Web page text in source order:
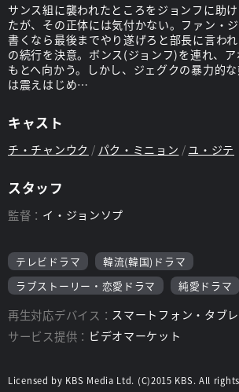
サンス組に襲われたところをジョンフに助
たが、その正体には気付かない。ファン・
書くなら最後までやり遂げろと部長に言わ
の続行を決意。ボンス(ジョンフ)を連れ、
もとへ向かう。しかし、ジェグクの暴力的
は震えはじめ…
キャスト
チ・チャンウク パク・ミニョン ユ・ジテ
スタッフ
監督： イ・ジョンソプ
テレビドラマ
韓流(韓国)ドラマ
ラブストーリー・恋愛ドラマ
純愛ドラマ
再生対応デバイス： スマートフォン・タブ
サービス提供： ビデオマーケット
Licensed by KBS Media Ltd. (C)2015 KBS. All